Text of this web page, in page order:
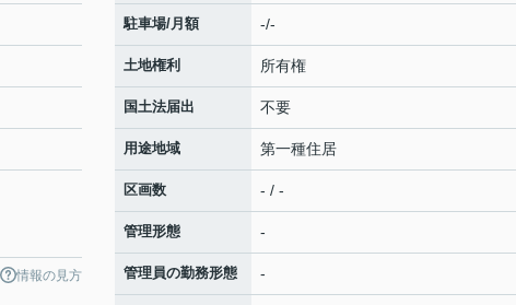
情報の見方
駐車場/月額 -/-
土地権利 所有権
国土法届出 不要
用途地域 第一種住居
区画数 - / -
管理形態 -
管理員の勤務形態 -